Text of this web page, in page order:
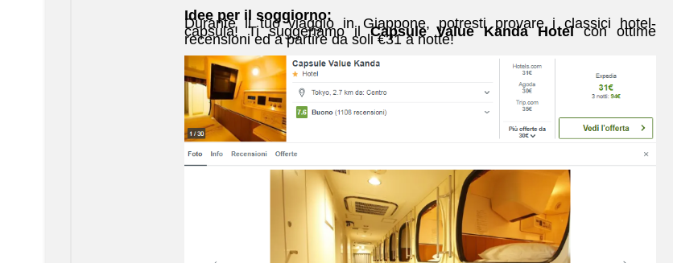
Idee per il soggiorno:
Durante il tuo viaggio in Giappone, potresti provare i classici hotel-
capsula! Ti suggeriamo ilCapsule Value Kanda Hotelcon ottime
recensioni ed a partire da soli €31 a notte!